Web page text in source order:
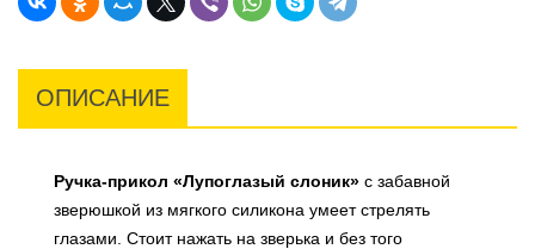
ОПИСАНИЕ
Ручка-прикол «Лупоглазый слоник» с забавной
зверюшкой из мягкого силикона умеет стрелять
глазами. Стоит нажать на зверька и без того